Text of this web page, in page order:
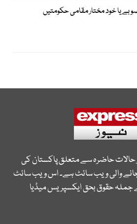
یا خود مختار مقامی حکومتیں
حالات حاضرہ سے متعلق پاکستان کی
والی ویب سائٹ ہے۔ اس ویب سائٹ
جملہ حقوق بحق ایکسپریس میڈیا